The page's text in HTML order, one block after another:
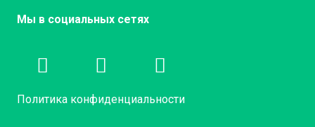
Мы в социальных сетях
Политика конфиденциальности